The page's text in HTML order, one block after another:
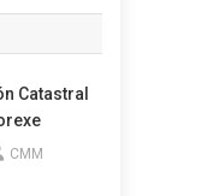
Catastral
CMM